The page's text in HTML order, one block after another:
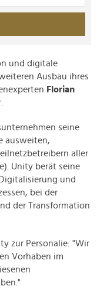
und digitale
Ausbau ihres
Florian
seine
ausweiten,
aller
Unity berät seine
und
bei der
der Transformation
zur Personalie: "Wir
Vorhaben im